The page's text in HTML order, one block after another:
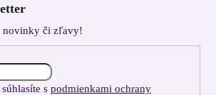
novinky či zľavy!
s podmienkami ochrany